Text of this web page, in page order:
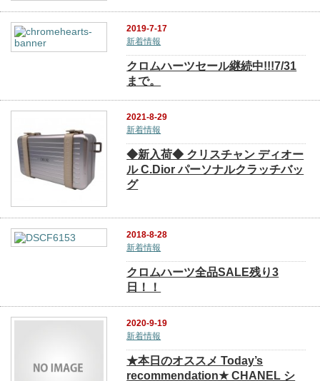
2019-7-17
新着情報
クロムハーツセール継続中!!!7/31
まで。
2021-8-29
新着情報
◆新入荷◆ クリスチャン ディオー
ル C.Dior パーソナルクラッチバッ
グ
2018-8-28
新着情報
クロムハーツ全品SALE残り3
日！！
2020-9-19
新着情報
★本日のオススメ Today’s
recommendation★ CHANEL シ